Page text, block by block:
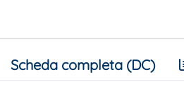
Scheda completa (DC)